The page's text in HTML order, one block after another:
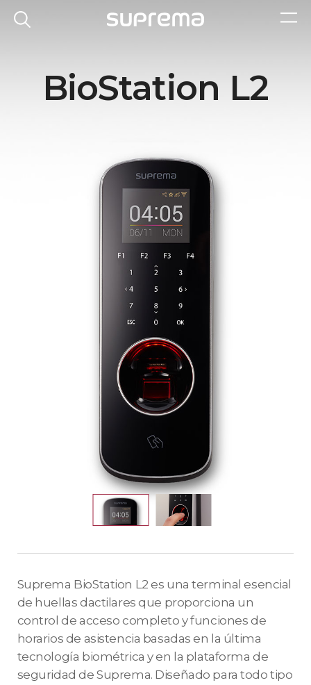
BioStation L2
Suprema BioStation L2 es una terminal esencial
de huellas dactilares que proporciona un
control de acceso completo y funciones de
horarios de asistencia basadas en la última
tecnología biométrica y en la plataforma de
seguridad de Suprema. Diseñado para todo tipo